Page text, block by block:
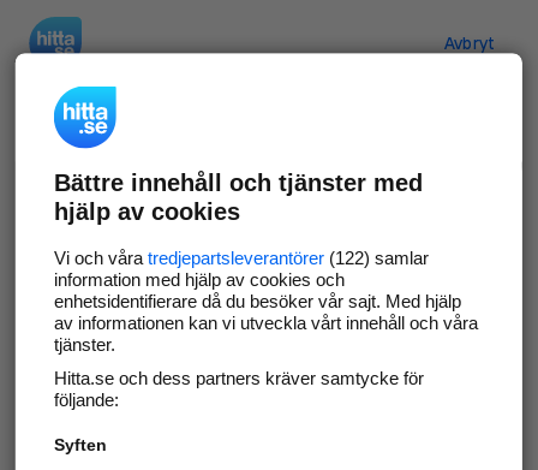
Avbryt
Verifiera ditt företag
Gör som 69 546företag
företagssida på hitta.se och syns bättre mot
kunder i ditt närområde. Helt kostnadsfritt.
Uppdatera din företagsinformation
Svara på och hantera dina omdömen
Bättre innehåll och tjänster med
hjälp av cookies
Vi och våra tredjepartsleverantörer(122) samlar
information med hjälp av cookies och
enhetsidentifierare då du besöker vår sajt. Med hjälp
av informationen kan vi utveckla vårt innehåll och våra
tjänster.
Hitta.se och dess partners kräver samtycke för
följande:
Syften